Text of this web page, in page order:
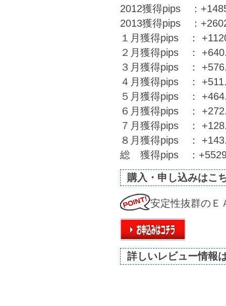
2012獲得pips ：
2013獲得pips ：
１月獲得pips ：
２月獲得pips ：
３月獲得pips ：
４月獲得pips ：
５月獲得pips ：
６月獲得pips ：
７月獲得pips ：
８月獲得pips ：
総 獲得pips ：
購入・申し込みはこ
安定性抜群のＥ
詳しいレビュー情報